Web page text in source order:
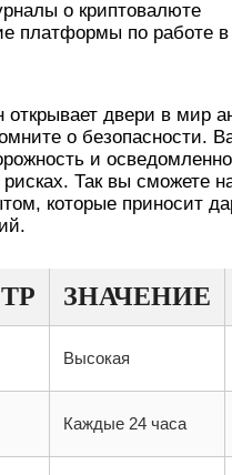
о криптовалюте
платформы по работе в
открывает двери в мир
о безопасности.
и
Так вы сможете
которые приносит
ЗНАЧЕНИЕ
Высокая
Каждые 24 часа